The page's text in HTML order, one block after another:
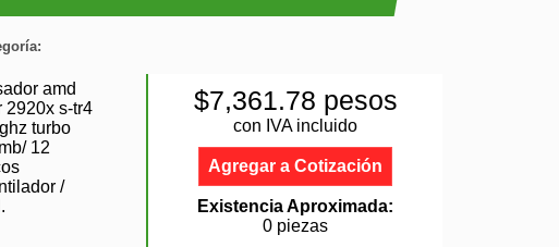
amd
2920x s-tr4
turbo
12
/
$7,361.78 pesos
con IVA incluido
Agregar a Cotización
Existencia Aproximada:
0 piezas